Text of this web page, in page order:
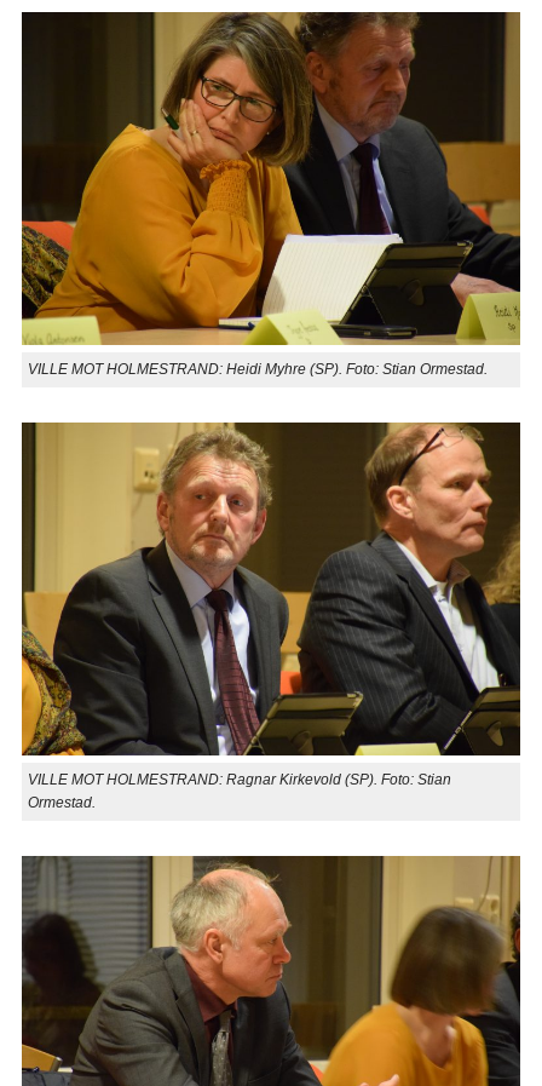
VILLE MOT HOLMESTRAND: Heidi Myhre (SP). Foto: Stian Ormestad.
VILLE MOT HOLMESTRAND: Ragnar Kirkevold (SP). Foto: Stian
Ormestad.